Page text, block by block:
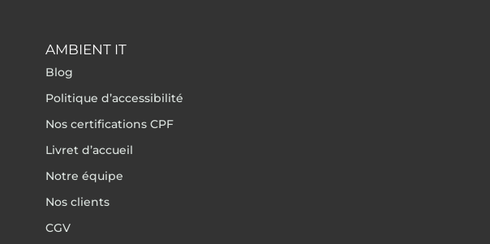
AMBIENT IT
Blog
Politique d’accessibilité
Nos certifications CPF
Livret d’accueil
Notre équipe
Nos clients
CGV